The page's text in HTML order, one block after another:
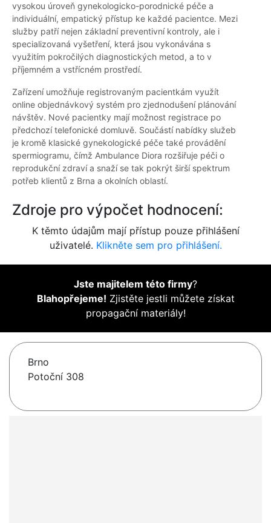
vysokou úroveň gynekologicko-porodnické péče a
individuální, empatický přístup ke každé pacientce. Mezi
služby patří nejen základní preventivní kontroly, ale i
specializovaná vyšetření, která jsou vykonávána s
využitím pokročilých diagnostických metod, a to v
příjemném a vstřícném prostředí.
Zařízení umožňuje registrovaným pacientkám využít
online objednávkový systém pro zjednodušení plánování
návštěv. Nové pacientky mají možnost registrace po
předchozí telefonické domluvě. Součástí nabídky služeb
je kromě klasické gynekologické péče také provádění
spermiogramu, čímž Ambulance Diora rozšiřuje péči o
reprodukční zdraví a snaží se tak pokrýt širší spektrum
potřeb klientů z Brna a okolních oblastí.
Zdroje pro výpočet hodnocení:
K těmto údajům mají přístup pouze přihlášení
uživatelé. Klikněte sem pro přihlášení.
Jste majitelem této firmy?
Blahopřejeme! Zjistěte jestli můžete získat
propagační materiály!
Brno
Potoční 308